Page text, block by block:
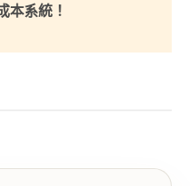
本系統！